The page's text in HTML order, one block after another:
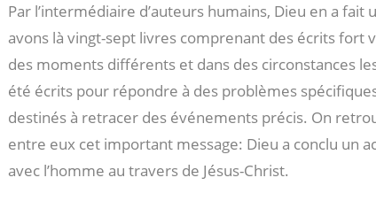
Par l’intermédiaire d’auteurs humains, Dieu en a
avons là vingt-sept livres comprenant des écrits fort
des moments différents et dans des circonstances
été écrits pour répondre à des problèmes
destinés à retracer des événements précis. On
entre eux cet important message: Dieu a conclu un
avec l’homme au travers de Jésus-Christ.